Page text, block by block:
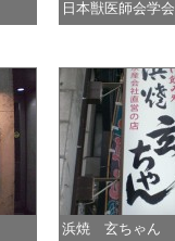
日本獣医師会学会
浜焼 玄ちゃん